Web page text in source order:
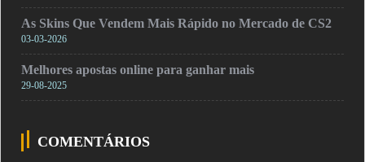
As Skins Que Vendem Mais Rápido no Mercado de CS2
03-03-2026
Melhores apostas online para ganhar mais
29-08-2025
COMENTÁRIOS